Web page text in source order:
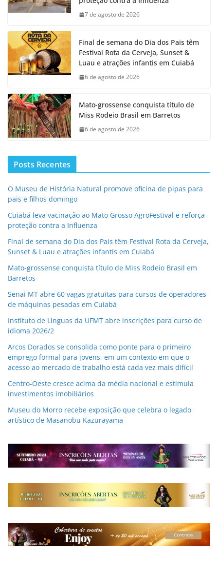
7 de agosto de 2026
Final de semana do Dia dos Pais têm
Festival Rota da Cerveja, Sunset &
Luau e atrações infantis em Cuiabá
6 de agosto de 2026
Mato-grossense conquista título de
Miss Rodeio Brasil em Barretos
6 de agosto de 2026
Posts Recentes
O Museu de História Natural promove oficina de pipas para
pais e filhos domingo
Cuiabá leva vacinação ao Mato Grosso AgroFestival e reforça
proteção contra a Influenza
Final de semana do Dia dos Pais têm Festival Rota da Cerveja,
Sunset & Luau e atrações infantis em Cuiabá
Mato-grossense conquista título de Miss Rodeio Brasil em
Barretos
Senai MT abre 60 vagas gratuitas para cursos de operadores
de máquinas pesadas em Cuiabá
Instituto de Linguas da UFMT abre inscrições para curso de
idioma 2026/2
Arcos Dorados se consolida como ponte para o primeiro
emprego formal para jovens, em um contexto em que o
acesso ao mercado de trabalho está cada vez mais difícil
Centro-Oeste cresce acima da média nacional e estimula
investimentos imobiliários
Museu do Morro recebe exposição que celebra o legado
artístico de Masanobu Kazurayama